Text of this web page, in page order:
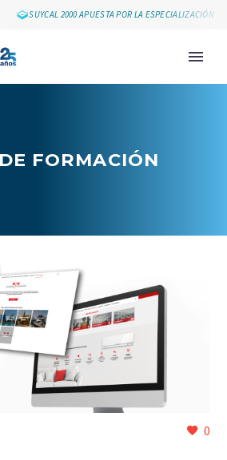
SUYCAL 2000 APUESTA POR LA ESPECIALIZACIÓN
FORMACIÓN
0